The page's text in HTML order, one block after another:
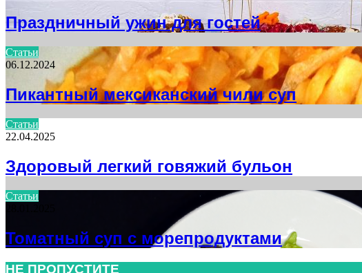
Праздничный ужин для гостей
Статьи
06.12.2024
Пикантный мексиканский чили суп
Статьи
22.04.2025
Здоровый легкий говяжий бульон
Статьи
Томатный суп с морепродуктами
НЕ ПРОПУСТИТЕ